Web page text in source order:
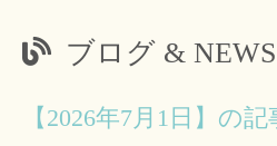
ブログ & NEWS
【2026年7月1日】の記